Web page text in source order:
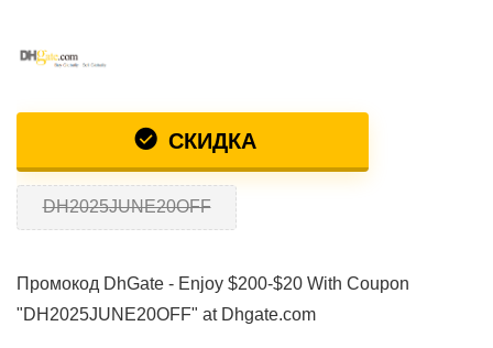
СКИДКА
DH2025JUNE20OFF
Промокод DhGate - Enjoy $200-$20 With Coupon
"DH2025JUNE20OFF" at Dhgate.com